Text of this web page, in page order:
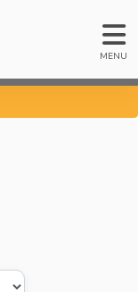
MENU